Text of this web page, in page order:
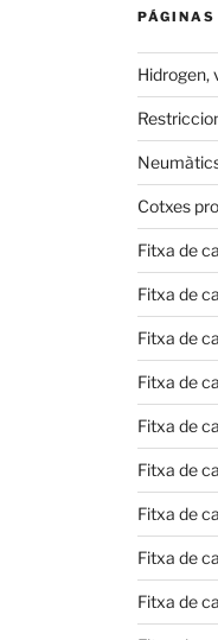
PÁGINAS
Hidrogen,
Cotxes
Fitxa de
Fitxa de
Fitxa de
Fitxa de
Fitxa de
Fitxa de
Fitxa de
Fitxa de
Fitxa de